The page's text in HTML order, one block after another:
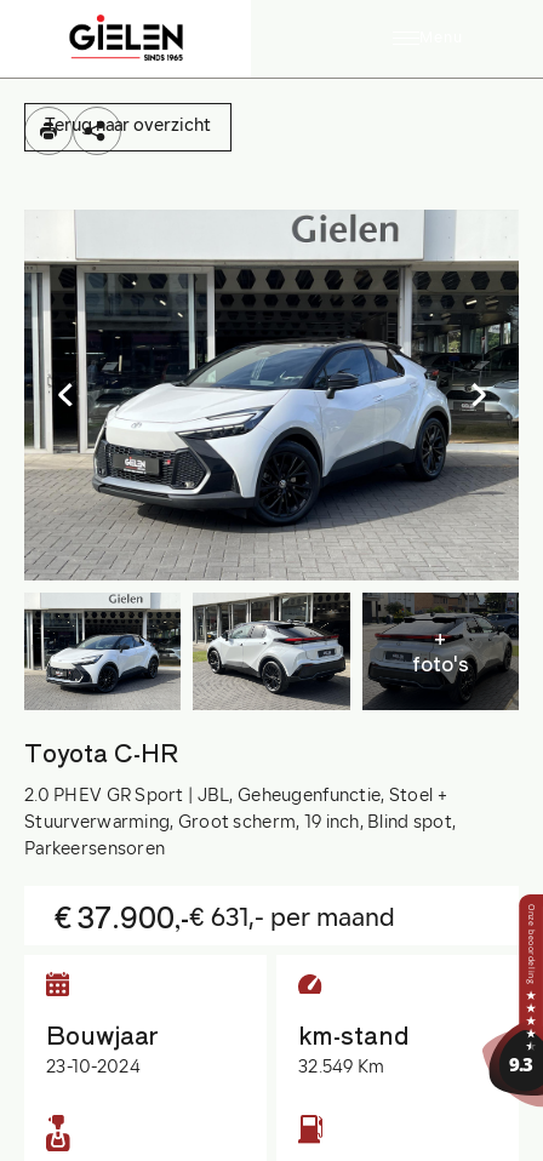
Terug naar overzicht
+
foto's
Toyota C-HR
2.0 PHEV GR Sport | JBL, Geheugenfunctie, Stoel +
Stuurverwarming, Groot scherm, 19 inch, Blind spot,
Parkeersensoren
€ 37.900,-€ 631,- per maand
Bouwjaar
23-10-2024
km-stand
32.549 Km